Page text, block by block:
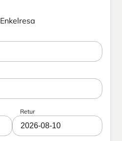
Enkelresa
Retur
2026-08-10